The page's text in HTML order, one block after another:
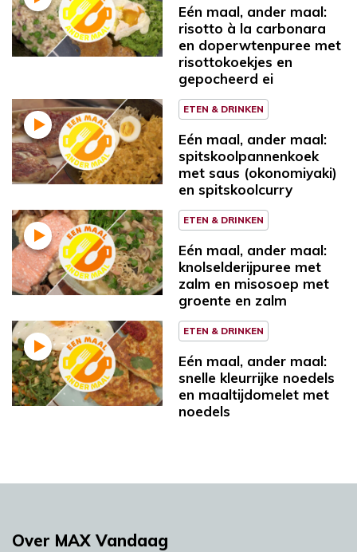
Eén maal, ander maal:
risotto à la carbonara
en doperwtenpuree met
risottokoekjes en
gepocheerd ei
ETEN & DRINKEN
Eén maal, ander maal:
spitskoolpannenkoek
met saus (okonomiyaki)
en spitskoolcurry
ETEN & DRINKEN
Eén maal, ander maal:
knolselderijpuree met
zalm en misosoep met
groente en zalm
ETEN & DRINKEN
Eén maal, ander maal:
snelle kleurrijke noedels
en maaltijdomelet met
noedels
Over MAX Vandaag